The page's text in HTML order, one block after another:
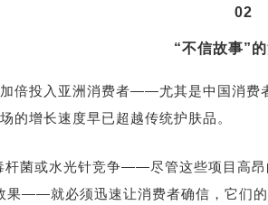
02
“不信故事”
倍投入亚洲消费者——尤其是中国消
的增长速度早已超越传统护肤品。
杆菌或水光针竞争——尽管这些项目高
果——就必须迅速让消费者确信，它们